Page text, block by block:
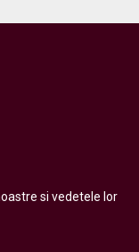
si vedetele lor